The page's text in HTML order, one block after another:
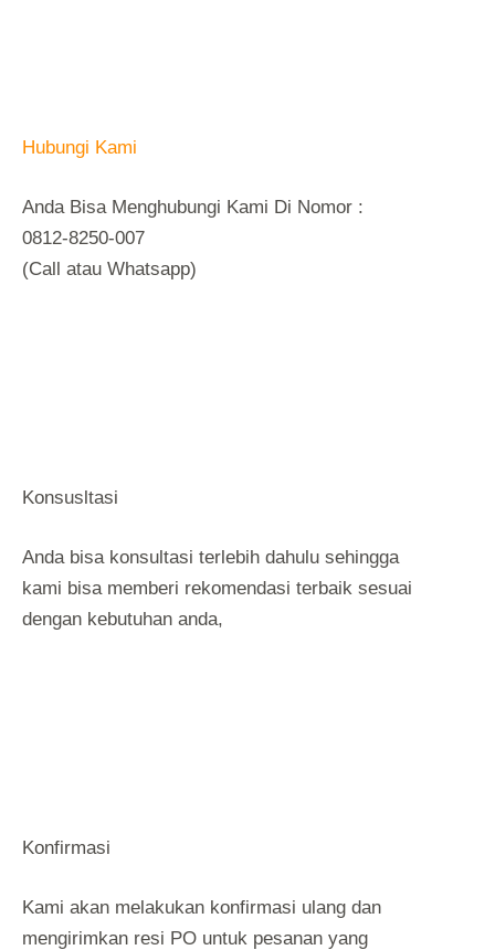
Hubungi Kami
Anda Bisa Menghubungi Kami Di Nomor :
0812-8250-007
(Call atau Whatsapp)
Konsusltasi
Anda bisa konsultasi terlebih dahulu sehingga
kami bisa memberi rekomendasi terbaik sesuai
dengan kebutuhan anda,
Konfirmasi
Kami akan melakukan konfirmasi ulang dan
mengirimkan resi PO untuk pesanan yang